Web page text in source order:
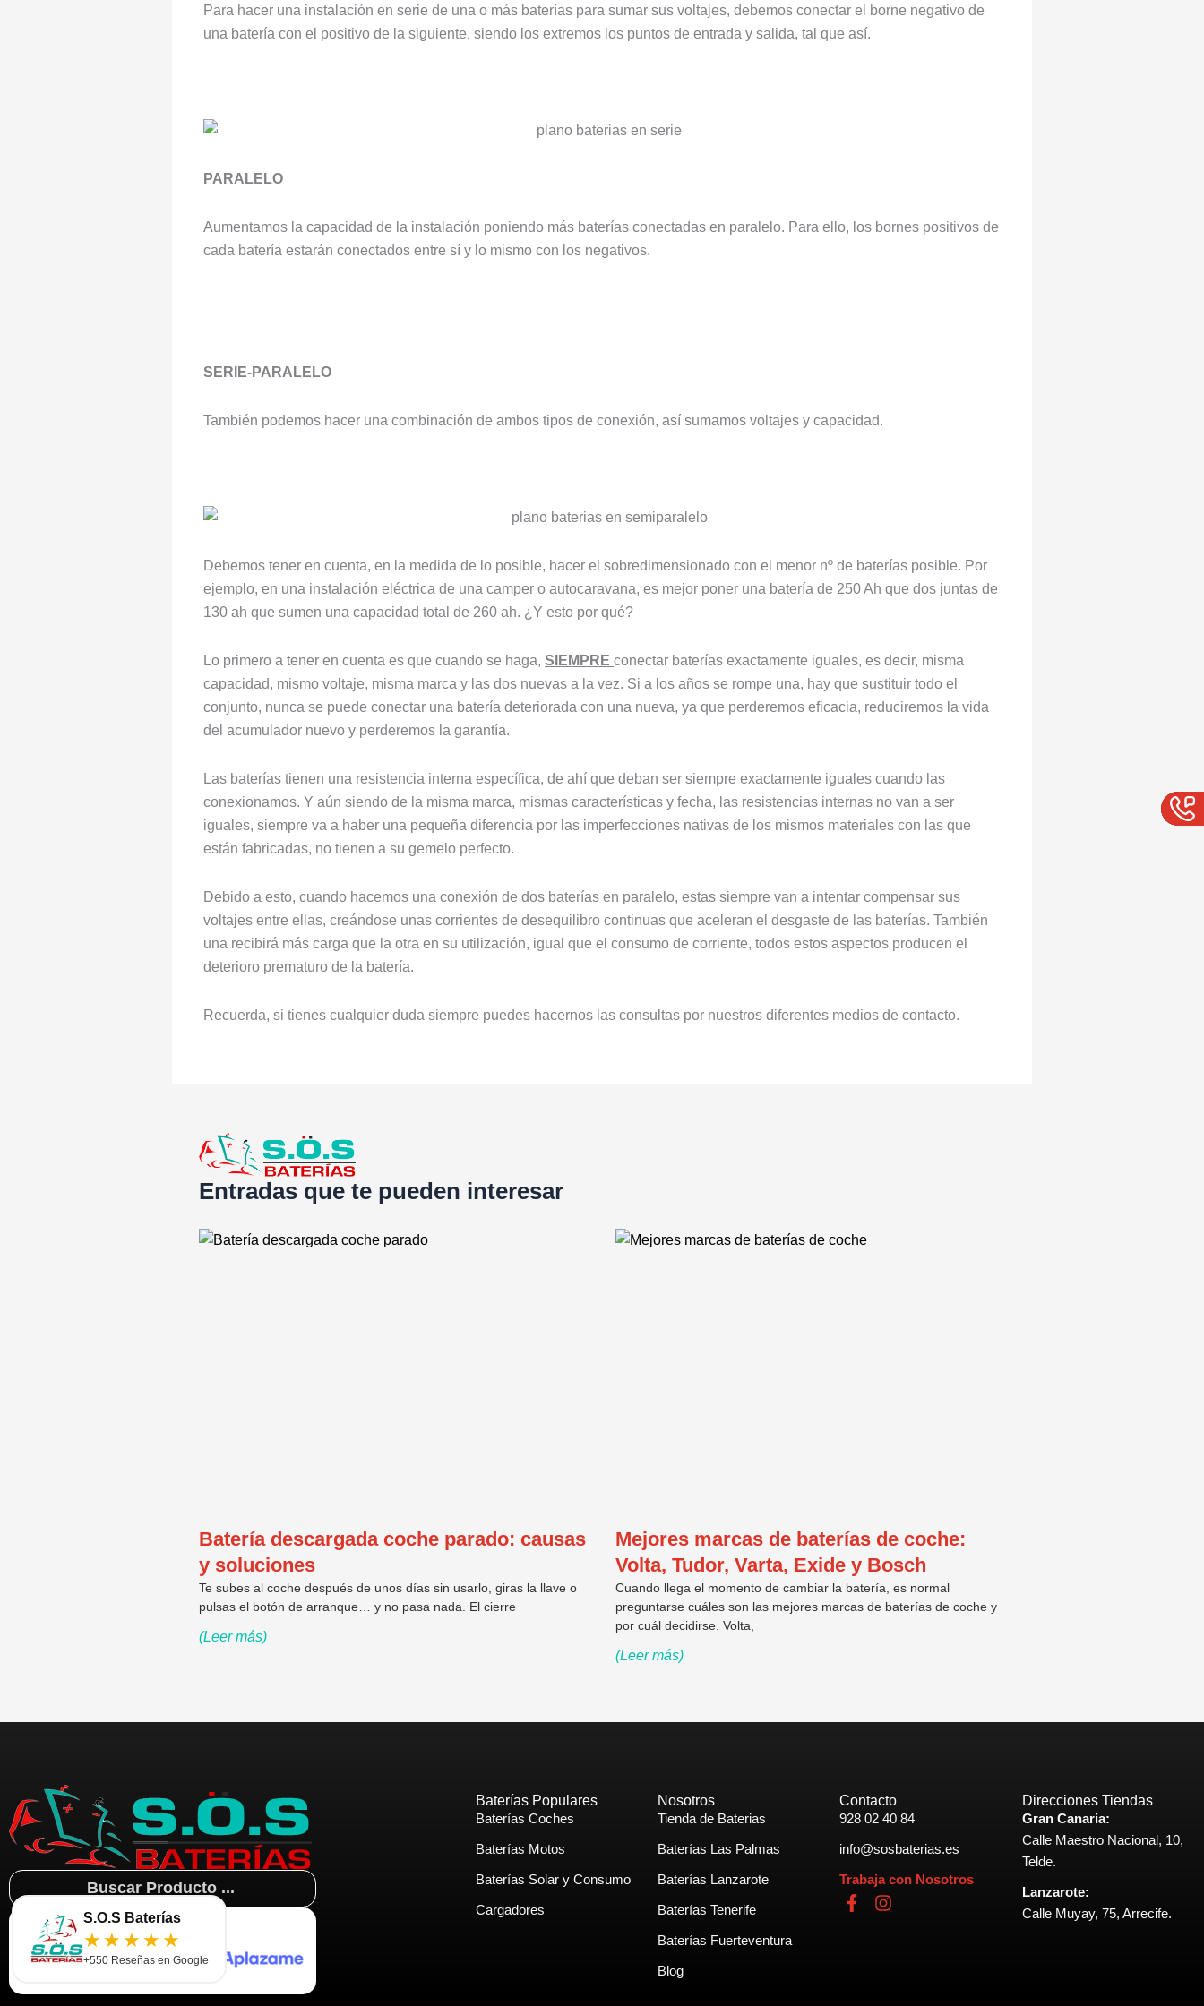
Para hacer una instalación en serie de una o más baterías para sumar sus voltajes, debemos conectar el borne negativo de
una batería con el positivo de la siguiente, siendo los extremos los puntos de entrada y salida, tal que así.
PARALELO
Aumentamos la capacidad de la instalación poniendo más baterías conectadas en paralelo. Para ello, los bornes positivos de
cada batería estarán conectados entre sí y lo mismo con los negativos.
SERIE-PARALELO
También podemos hacer una combinación de ambos tipos de conexión, así sumamos voltajes y capacidad.
Debemos tener en cuenta, en la medida de lo posible, hacer el sobredimensionado con el menor nº de baterías posible. Por
ejemplo, en una instalación eléctrica de una camper o autocaravana, es mejor poner una batería de 250 Ah que dos juntas de
130 ah que sumen una capacidad total de 260 ah. ¿Y esto por qué?
Lo primero a tener en cuenta es que cuando se haga, SIEMPRE conectar baterías exactamente iguales, es decir, misma
capacidad, mismo voltaje, misma marca y las dos nuevas a la vez. Si a los años se rompe una, hay que sustituir todo el
conjunto, nunca se puede conectar una batería deteriorada con una nueva, ya que perderemos eficacia, reduciremos la vida
del acumulador nuevo y perderemos la garantía.
Las baterías tienen una resistencia interna específica, de ahí que deban ser siempre exactamente iguales cuando las
conexionamos. Y aún siendo de la misma marca, mismas características y fecha, las resistencias internas no van a ser
iguales, siempre va a haber una pequeña diferencia por las imperfecciones nativas de los mismos materiales con las que
están fabricadas, no tienen a su gemelo perfecto.
Debido a esto, cuando hacemos una conexión de dos baterías en paralelo, estas siempre van a intentar compensar sus
voltajes entre ellas, creándose unas corrientes de desequilibro continuas que aceleran el desgaste de las baterías. También
una recibirá más carga que la otra en su utilización, igual que el consumo de corriente, todos estos aspectos producen el
deterioro prematuro de la batería.
Recuerda, si tienes cualquier duda siempre puedes hacernos las consultas por nuestros diferentes medios de contacto.
Entradas que te pueden interesar
Batería descargada coche parado: causas
y soluciones
Te subes al coche después de unos días sin usarlo, giras la llave o
pulsas el botón de arranque… y no pasa nada. El cierre
(Leer más)
Mejores marcas de baterías de coche:
Volta, Tudor, Varta, Exide y Bosch
Cuando llega el momento de cambiar la batería, es normal
preguntarse cuáles son las mejores marcas de baterías de coche y
por cuál decidirse. Volta,
(Leer más)
Search
...
Baterías Populares
Baterías Coches
Baterías Motos
Baterías Solar y Consumo
Cargadores
Nosotros
Tienda de Baterias
Baterías Las Palmas
Baterías Lanzarote
Baterías Tenerife
Baterías Fuerteventura
Blog
Contacto
928 02 40 84
info@sosbaterias.es
Trabaja con Nosotros
F
a
I
n
Direcciones Tiendas
Gran Canaria:
Calle Maestro Nacional, 10,
Telde.
Lanzarote:
Calle Muyay, 75, Arrecife.
S.O.S Baterías
★★★★★
+550 Reseñas en Google